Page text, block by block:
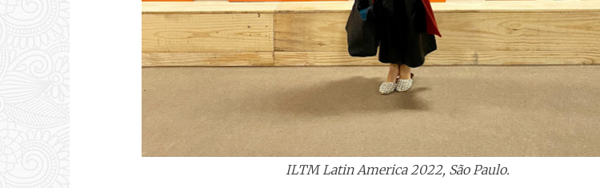
ILTM Latin America 2022, São Paulo.